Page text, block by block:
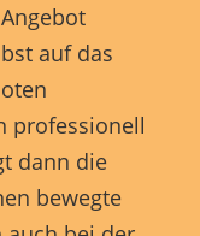
auf das
professionell
dann die
bewegte